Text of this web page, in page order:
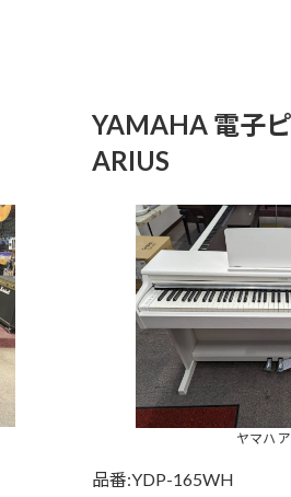
YAMAHA 電子
ARIUS
ヤマハ
品番:YDP-165WH